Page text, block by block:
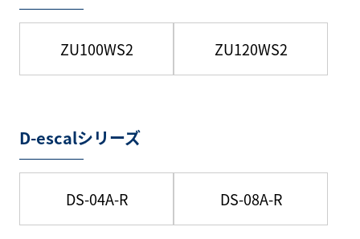
ZU100WS2 ZU120WS2
D-escalシリーズ
DS-04A-R DS-08A-R